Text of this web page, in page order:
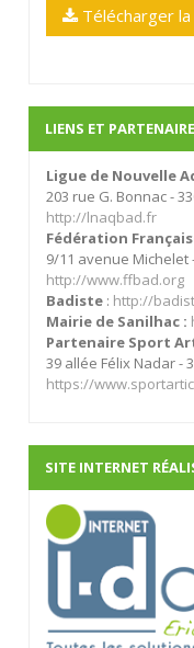
Télécharger la
LIENS ET
Ligue de Nouvelle
203 rue G. Bonnac -
http://lnaqbad.fr
Fédération
9/11 avenue Michelet
http://www.ffbad.org
Badiste : http://
Mairie de Sanilhac :
Partenaire Sport
39 allée Félix Nadar -
https://
SITE INTERNET